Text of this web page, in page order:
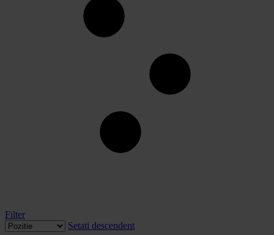
Filter
Setati descendent